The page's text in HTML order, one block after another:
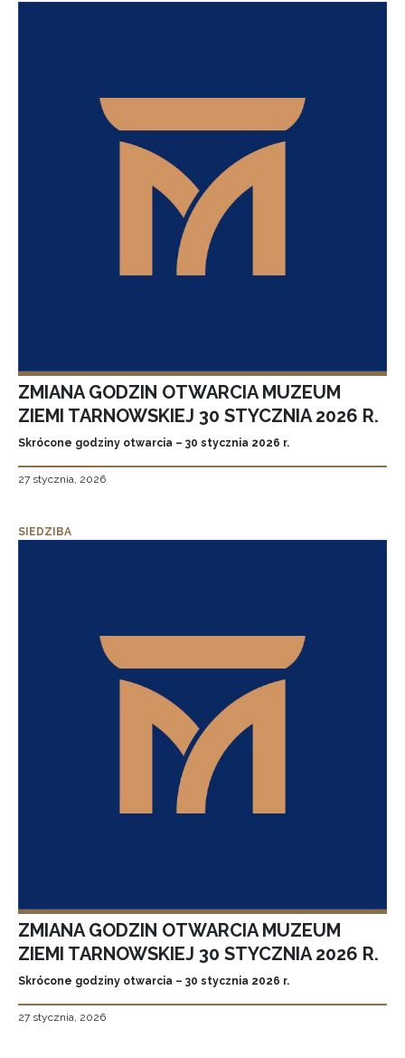
ZMIANA GODZIN OTWARCIA MUZEUM
ZIEMI TARNOWSKIEJ 30 STYCZNIA 2026 R.
Skrócone godziny otwarcia – 30 stycznia 2026 r.
27 stycznia, 2026
SIEDZIBA
ZMIANA GODZIN OTWARCIA MUZEUM
ZIEMI TARNOWSKIEJ 30 STYCZNIA 2026 R.
Skrócone godziny otwarcia – 30 stycznia 2026 r.
27 stycznia, 2026